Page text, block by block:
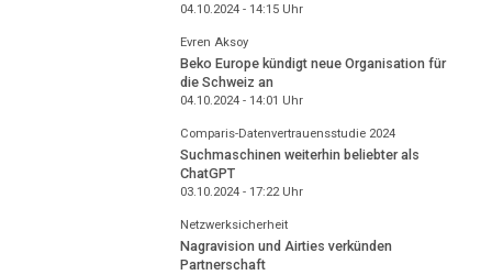
04.10.2024 - 14:15Uhr
Evren Aksoy
Beko Europe kündigt neue Organisation für
die Schweiz an
04.10.2024 - 14:01 Uhr
Comparis-Datenvertrauensstudie 2024
Suchmaschinen weiterhin beliebter als
ChatGPT
03.10.2024 - 17:22Uhr
Netzwerksicherheit
Nagravision und Airties verkünden
Partnerschaft